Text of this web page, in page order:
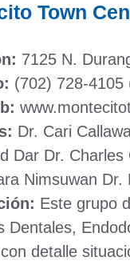
Town
7125 N.
(702) 728-4105
Dr. Cari
Dar Dr. Charles
Nimsuwan Dr.
Este grupo
Dentales,
detalle